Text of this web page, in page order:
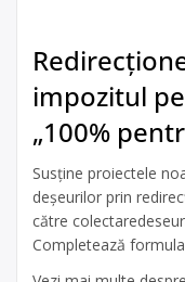
impozitul
„100%
Susține proiectele
deșeurilor prin
către
Completează